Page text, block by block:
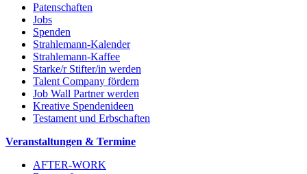
Patenschaften
Jobs
Spenden
Strahlemann-Kalender
Strahlemann-Kaffee
Starke/r Stifter/in werden
Talent Company fördern
Job Wall Partner werden
Kreative Spendenideen
Testament und Erbschaften
Veranstaltungen & Termine
AFTER-WORK